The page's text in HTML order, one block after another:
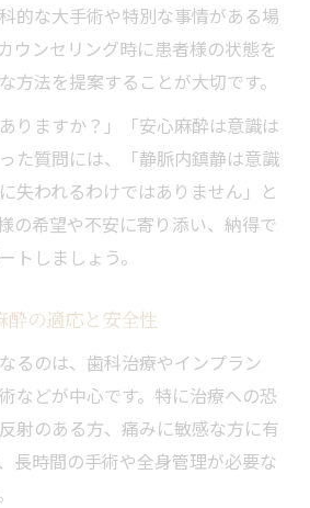
的な大手術や特別な事情がある場
ウンセリング時に患者様の状態を
方法を提案することが大切です。
りますか？」「安心麻酔は意識は
た質問には、「静脈内鎮静は意識
失われるわけではありません」と
の希望や不安に寄り添い、納得で
トしましょう。
酔の適応と安全性
るのは、歯科治療やインプラン
などが中心です。特に治療への恐
射のある方、痛みに敏感な方に有
長時間の手術や全身管理が必要な